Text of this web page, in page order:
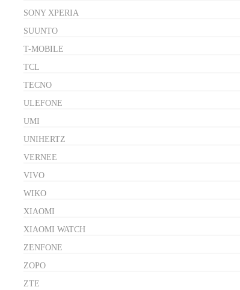
SONY XPERIA
SUUNTO
T-MOBILE
TCL
TECNO
ULEFONE
UMI
UNIHERTZ
VERNEE
VIVO
WIKO
XIAOMI
XIAOMI WATCH
ZENFONE
ZOPO
ZTE